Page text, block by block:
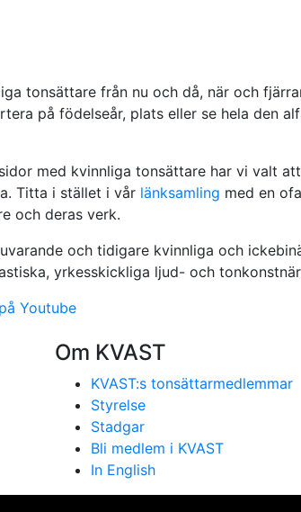
tonsättare från nu och då, när och
på födelseår, plats eller se hela den
med kvinnliga tonsättare har vi valt
Titta i stället i vår länksamling med en
och deras verk.
och tidigare kvinnliga och
yrkesskickliga ljud- och
Youtube
Om KVAST
KVAST:s tonsättarmedlemmar
Styrelse
Stadgar
Bli medlem i KVAST
In English